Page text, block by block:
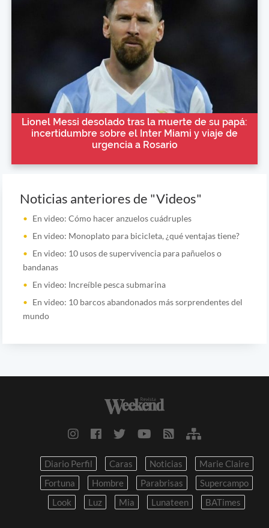
Lionel Messi desolado tras la muerte de su papá:
incertidumbre sobre el Inter Miami y viaje de
urgencia a Rosario
Noticias anteriores de "Videos"
En video: Cómo hacer anzuelos cuádruples
En video: Monoplato para bicicleta, ¿qué ventajas tiene?
En video: 10 usos de supervivencia para pañuelos o
bandanas
En video: Increíble pesca submarina
En video: 10 barcos abandonados más sorprendentes del
mundo
Diario Perfil Caras Noticias
Marie Claire
Fortuna
Hombre Parabrisas
Supercampo
Look
Luz Mia Lunateen BATimes